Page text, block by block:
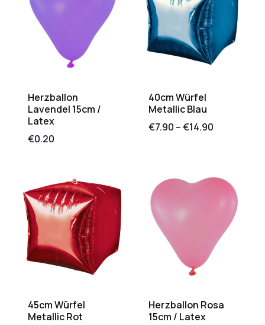
Herzballon
Lavendel 15cm /
Latex
€0.20
40cm Würfel
Metallic Blau
€7.90 –€14.90
45cm Würfel
Metallic Rot
Herzballon Rosa
15cm / Latex